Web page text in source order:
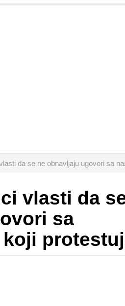
da se ne obnavljaju ugovori sa
vlasti da
sa